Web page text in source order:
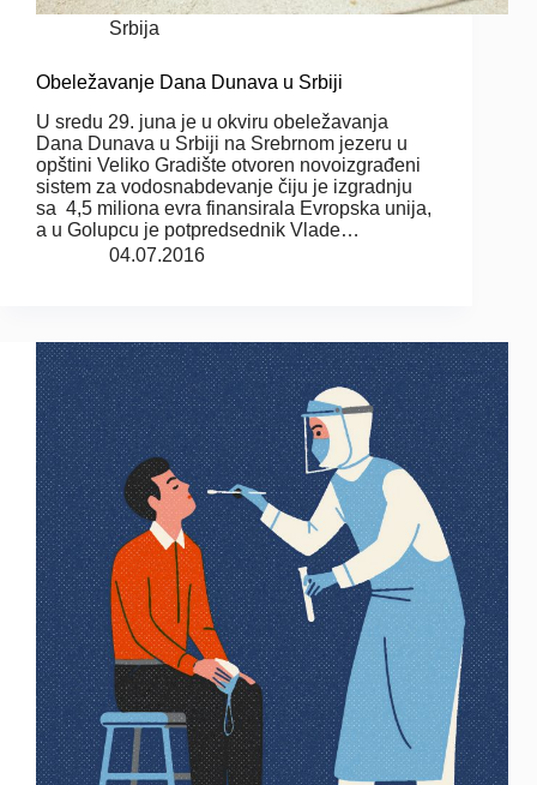
Srbija
Obeležavanje Dana Dunava u Srbiji
U sredu 29. juna je u okviru obeležavanja
Dana Dunava u Srbiji na Srebrnom jezeru u
opštini Veliko Gradište otvoren novoizgrađeni
sistem za vodosnabdevanje čiju je izgradnju
sa 4,5 miliona evra finansirala Evropska unija,
a u Golupcu je potpredsednik Vlade…
04.07.2016